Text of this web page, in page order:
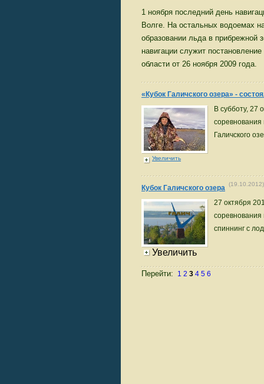
1 ноября последний день
Волге. На остальных водоемах
образовании льда в прибрежной
навигации служит
области от 26 ноября 2009 года.
«Кубок Галичского озера» -
Увеличить
В субботу, 27
Галичского
Кубок Галичского озера (19.10.2012)
Увеличить
27 октября
спиннинг с
Перейти: 1 2 3 4 5 6